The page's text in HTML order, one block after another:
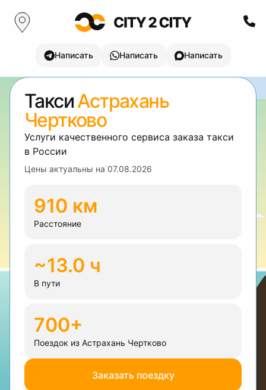
Написать Написать Написать
ТаксиАстрахань
Чертково
Услуги качественного сервиса заказа такси
в России
Цены актуальны на 07.08.2026
910 км
Расстояние
~13.0 ч
В пути
700+
Поездок из Астрахань Чертково
Заказать поездку